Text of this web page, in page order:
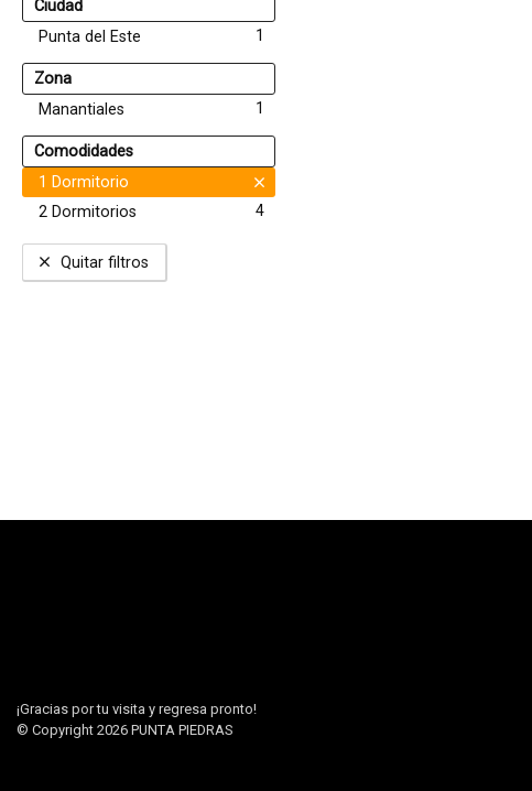
Ciudad
Punta del Este
1
Zona
Manantiales
1
Comodidades
1 Dormitorio
2 Dormitorios
4
Quitar filtros
¡Gracias por tu visita y regresa pronto!
© Copyright 2026 PUNTA PIEDRAS